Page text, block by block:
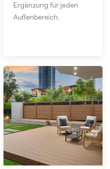
Ergänzung für jeden
Außenbereich.